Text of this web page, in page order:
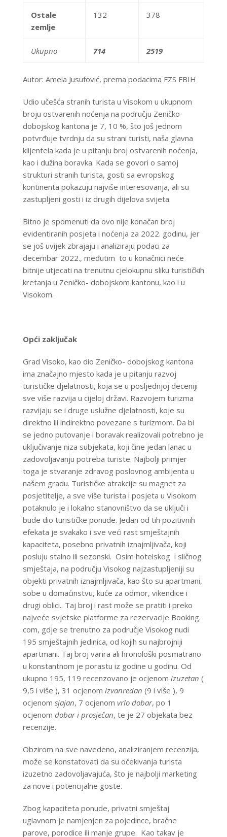
Ostale
zemlje
132 378
Ukupno 714 2519
Autor: Amela Jusufović, prema podacima FZS FBIH
Udio učešća stranih turista u Visokom u ukupnom
broju ostvarenih noćenja na području Zeničko-
dobojskog kantona je 7, 10 %, što još jednom
potvrđuje tvrdnju da su strani turisti, naša glavna
klijentela kada je u pitanju broj ostvarenih noćenja,
kao i dužina boravka. Kada se govori o samoj
strukturi stranih turista, gosti sa evropskog
kontinenta pokazuju najviše interesovanja, ali su
zastupljeni gosti i iz drugih dijelova svijeta.
Bitno je spomenuti da ovo nije konačan broj
evidentiranih posjeta i noćenja za 2022. godinu, jer
se još uvijek zbrajaju i analiziraju podaci za
decembar 2022., međutim to u konačnici neće
bitnije utjecati na trenutnu cjelokupnu sliku turističkih
kretanja u Zeničko- dobojskom kantonu, kao i u
Visokom.
Opći zaključak
Grad Visoko, kao dio Zeničko- dobojskog kantona
ima značajno mjesto kada je u pitanju razvoj
turističke djelatnosti, koja se u posljednjoj deceniji
sve više razvija u cijeloj državi. Razvojem turizma
razvijaju se i druge uslužne djelatnosti, koje su
direktno ili indirektno povezane s turizmom. Da bi
se jedno putovanje i boravak realizovali potrebno je
uključivanje niza subjekata, koji čine jedan lanac u
zadovoljavanju potreba turiste. Najbolji primjer
toga je stvaranje zdravog poslovnog ambijenta u
našem gradu. Turističke atrakcije su magnet za
posjetitelje, a sve više turista i posjeta u Visokom
potaknulo je i lokalno stanovništvo da se uključi i
bude dio turističke ponude. Jedan od tih pozitivnih
efekata je svakako i sve veći rast smještajnih
kapaciteta, posebno privatnih iznajmljivača, koji
posluju stalno ili sezonski. Osim hotelskog i sličnog
smještaja, na području Visokog najzastupljeniji su
objekti privatnih iznajmljivača, kao što su apartmani,
sobe u domaćinstvu, kuće za odmor, vikendice i
drugi oblici.. Taj broj i rast može se pratiti i preko
najveće svjetske platforme za rezervacije Booking.
com, gdje se trenutno za područje Visokog nudi
195 smještajnih jedinica, od kojih su najbrojniji
apartmani. Taj broj varira ali hronološki posmatrano
u konstantnom je porastu iz godine u godinu. Od
ukupno 195, 119 recenzovano je ocjenom izuzetan (
9,5 i više ), 31 ocjenom izvanredan (9 i više ), 9
ocjenom sjajan, 7 ocjenom vrlo dobar, po 1
ocjenom dobar i prosječan, te je 27 objekata bez
recenzije.
Obzirom na sve navedeno, analiziranjem recenzija,
može se konstatovati da su očekivanja turista
izuzetno zadovoljavajuća, što je najbolji marketing
za nove i potencijalne goste.
Zbog kapaciteta ponude, privatni smještaj
uglavnom je namjenjen za pojedince, bračne
parove, porodice ili manje grupe. Kao takav je